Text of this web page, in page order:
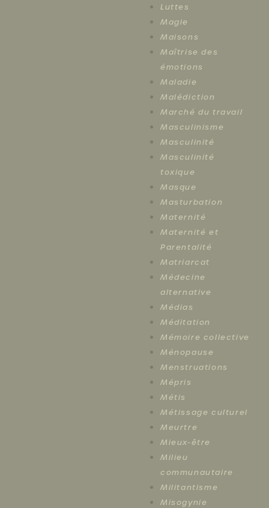
Luttes
Magie
Maisons
Maîtrise des
émotions
Maladie
Malédiction
Marché du travail
Masculinisme
Masculinité
Masculinité
toxique
Masque
Masturbation
Maternité
Maternité et
Parentalité
Matriarcat
Médecine
alternative
Médias
Méditation
Mémoire collective
Ménopause
Menstruations
Mépris
Métis
Métissage culturel
Meurtre
Mieux-être
Milieu
communautaire
Militantisme
Misogynie